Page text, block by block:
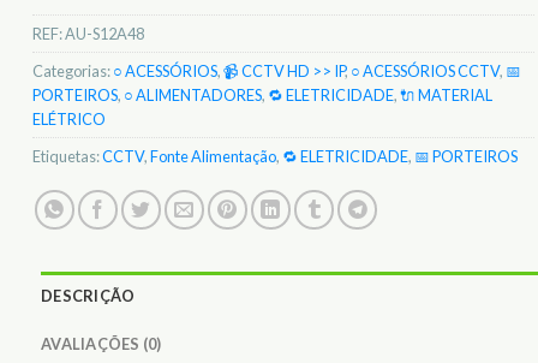
REF:AU-S12A48
Categorias:○ ACESSÓRIOS,📹 CCTV HD >> IP, ○ ACESSÓRIOS CCTV, 📅
PORTEIROS, ○ ALIMENTADORES, 🔁 ELETRICIDADE,🔌 MATERIAL
ELÉTRICO
Etiquetas:CCTV,Fonte Alimentação, 🔁 ELETRICIDADE, 📅 PORTEIROS
DESCRIÇÃO
AVALIAÇÕES (0)